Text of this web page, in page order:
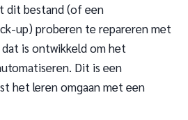
dit bestand (of een
up) proberen te repareren met
dat is ontwikkeld om het
Dit is een
het leren omgaan met een